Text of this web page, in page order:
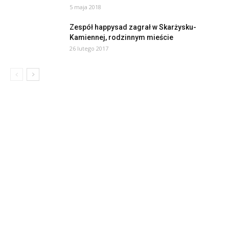
5 maja 2018
Zespół happysad zagrał w Skarżysku-
Kamiennej, rodzinnym mieście
26 lutego 2017